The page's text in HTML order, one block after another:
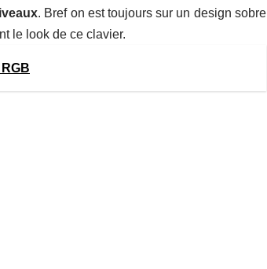
. Bref on est toujours sur un design sobre
le look de ce clavier.